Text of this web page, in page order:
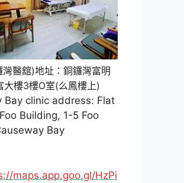
醫舘)地址：銅鑼灣富明
大樓3樓O室(么鳳樓上)
Bay clinic address: Flat
Building, 1-5 Foo
Bay
maps.app.goo.gl/HzPi